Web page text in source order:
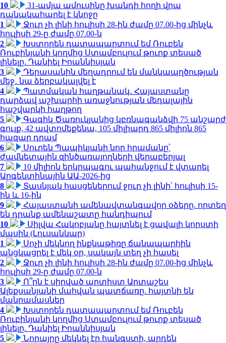
10
31-ամյա ամուսինը խանդի հողի վրա
դանակահարել է կնոջը
1
Ջուր չի լինի հուլիսի 28-ին ժամը 07.00-ից մինչև
հուլիսի 29-ը ժամը 07.00-ն
2
Խստորեն դատապարտում եմ Ռուբեն
Ռուբինյանի կողմից Ստամբուլում թուրք տեսած
լինելը. Դանիել Իոաննիսյան
3
Դերասանին մեղադրում են մանկապղծության
մեջ․ նա ձերբակալվել է
4
Պատմական հաղթանակ․ Հայաստանը
դարձավ աշխարհի առաջնության մեդալային
հաշվարկի հաղթող
5
Գագիկ Ծառուկյանից կբռնագանձվի 75 անշարժ
գույք, 42 ավտոմեքենա, 105 միլիարդ 865 միլիոն 865
հազար դրամ
6
Սուրեն Պապիկյանի նոր հրամանը՝
ժամկետային զինծառայողների վերաբերյալ
7
10 միլիոն երկրպագու պահանջում է վտարել
Արգենտինային ԱԱ-2026-ից
8
Տասնյակ հասցեներում ջուր չի լինի՝ հուլիսի 15-
ին և 16-ին
9
Հայաստանի ամենավտանգավոր օձերը. որտեղ
են դրանք ամենաշատը հանդիպում
10
Սիլվա Հակոբյանը հայտնել է ցավալի կորստի
մասին (Լուսանկար)
1
Սոչի մեկնող ինքնաթիռը ճանապարհին
անցկացրել է մեկ օր, սակայն տեղ չի հասել
2
Ջուր չի լինի հուլիսի 28-ին ժամը 07.00-ից մինչև
հուլիսի 29-ը ժամը 07.00-ն
3
Ո՞րն է սիրված արտիստ Արտաշես
Ալեքսանյանի մահվան պատճառը. հայտնի են
մանրամասներ
4
Խստորեն դատապարտում եմ Ռուբեն
Ռուբինյանի կողմից Ստամբուլում թուրք տեսած
լինելը. Դանիել Իոաննիսյան
5
Նորայրը մեկնել էր հանգստի, արդեն